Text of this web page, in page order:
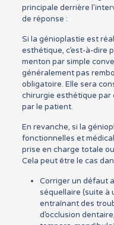
principale derrière
de réponse :
Si la génioplastie est
esthétique, c’est-à-dire
menton par simple
généralement pas
obligatoire. Elle sera
chirurgie esthétique par
par le patient.
En revanche, si la
fonctionnelles et
prise en charge totale
Cela peut être le cas
Corriger un défaut
séquellaire (suite à
entraînant des
d’occlusion